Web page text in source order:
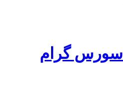
سورس گرام